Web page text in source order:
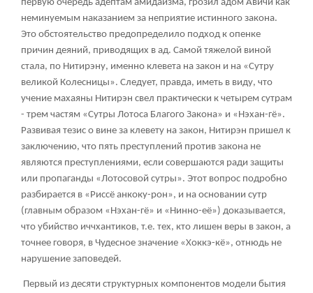
первую очередь адептам амидаизма, грозил адом Авичи как
неминуемым наказанием за неприятие истинного закона.
Это обстоятельство предопределило подход к опенке
причин деяний, приводящих в ад. Самой тяжелой виной
стала, по Нитирэну, именно клевета на закон и на «Сутру
великой Колесницы». Следует, правда, иметь в виду, что
учение махаяны Нитирэн свел практически к четырем сутрам
- трем частям «Сутры Лотоса Благого Закона» и «Нэхан-гё».
Развивая тезис о вине за клевету на закон, Нитирэн пришел к
заключению, что пять преступлений против закона не
являются преступлениями, если совершаются ради защиты
или пропаганды «Лотосовой сутры». Этот вопрос подробно
разбирается в «Риссё анкоку-рон», и на основании сутр
(главным образом «Нэхан-гё» и «Нинно-её») доказывается,
что убийство иччхантиков, т.е. тех, кто лишен веры в закон, а
точнее говоря, в Чудесное значение «Хоккэ-кё», отнюдь не
нарушение заповедей.
Первый из десяти структурных компонентов модели бытия